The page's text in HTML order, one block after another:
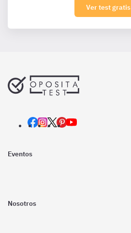
Ver test gratis
Eventos
Nosotros